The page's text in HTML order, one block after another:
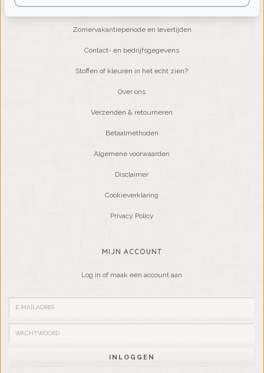
KLANTENSERVICE
Zomervakantieperiode en levertijden
Contact- en bedrijfsgegevens
Stoffen of kleuren in het echt zien?
Over ons
Verzenden & retourneren
Betaalmethoden
Algemene voorwaarden
Disclaimer
Cookieverklaring
Privacy Policy
MIJN ACCOUNT
Log in of maak een account aan
INLOGGEN